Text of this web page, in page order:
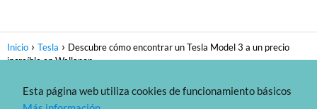
Inicio Tesla
Descubre cómo encontrar un Tesla Model 3 a un precio
increíble en Wallapop
Sitemap-Política de privacidad- Copyright 2021
Esta página web utiliza cookies de funcionamiento básicos